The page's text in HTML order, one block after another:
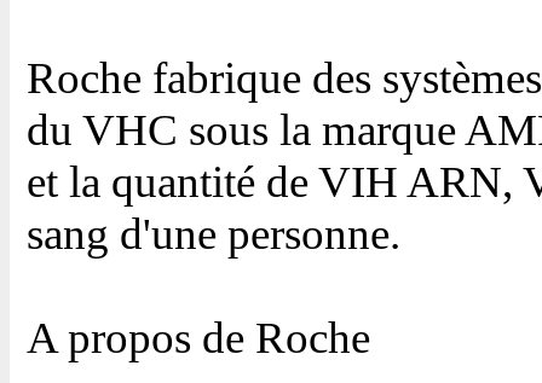
Roche fabrique des
du VHC sous la marque
et la quantité de VIH ARN,
sang d'une personne.
A propos de Roche